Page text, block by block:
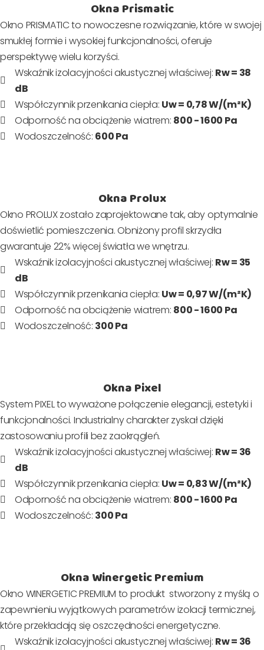
Okna Prismatic
Okno PRISMATIC to nowoczesne rozwiązanie, które w swojej
smukłej formie i wysokiej funkcjonalności, oferuje
perspektywę wielu korzyści.
Wskaźnik izolacyjności akustycznej właściwej: Rw = 38
dB
Współczynnik przenikania ciepła: Uw = 0,78 W/(m²K)
Odporność na obciążenie wiatrem: 800 - 1600 Pa
Wodoszczelność: 600 Pa
Okna Prolux
Okno PROLUX zostało zaprojektowane tak, aby optymalnie
doświetlić pomieszczenia. Obniżony profil skrzydła
gwarantuje 22% więcej światła we wnętrzu.
Wskaźnik izolacyjności akustycznej właściwej: Rw = 35
dB
Współczynnik przenikania ciepła: Uw = 0,97 W/(m²K)
Odporność na obciążenie wiatrem: 800 - 1600 Pa
Wodoszczelność: 300 Pa
Okna Pixel
System PIXEL to wyważone połączenie elegancji, estetyki i
funkcjonalności. Industrialny charakter zyskał dzięki
zastosowaniu profili bez zaokrągleń.
Wskaźnik izolacyjności akustycznej właściwej: Rw = 36
dB
Współczynnik przenikania ciepła: Uw = 0,83 W/(m²K)
Odporność na obciążenie wiatrem: 800 - 1600 Pa
Wodoszczelność: 300 Pa
Okna Winergetic Premium
Okno WINERGETIC PREMIUM to produkt stworzony z myślą o
zapewnieniu wyjątkowych parametrów izolacji termicznej,
które przekładają się oszczędności energetyczne.
Wskaźnik izolacyjności akustycznej właściwej: Rw = 36